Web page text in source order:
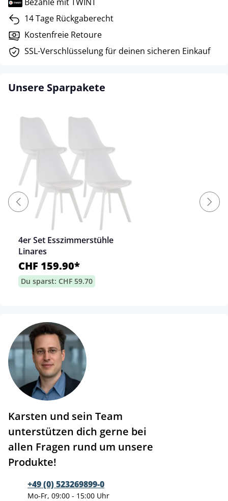
14 Tage Rückgaberecht
Kostenfreie Retoure
SSL-Verschlüsselung für deinen sicheren Einkauf
Unsere Sparpakete
4er Set Esszimmerstühle
Linares
CHF 159.90*
Du sparst: CHF 59.70
Karsten und sein Team
unterstützen dich gerne bei
allen Fragen rund um unsere
Produkte!
+49 (0) 523269899-0
Mo-Fr, 09:00 - 15:00 Uhr